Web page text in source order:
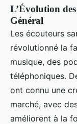
Mathilde•20
L’Évolution
Général
Les écouteurs
révolutionné la
musique, des
téléphoniques.
ont connu une
marché, avec
améliorent à la